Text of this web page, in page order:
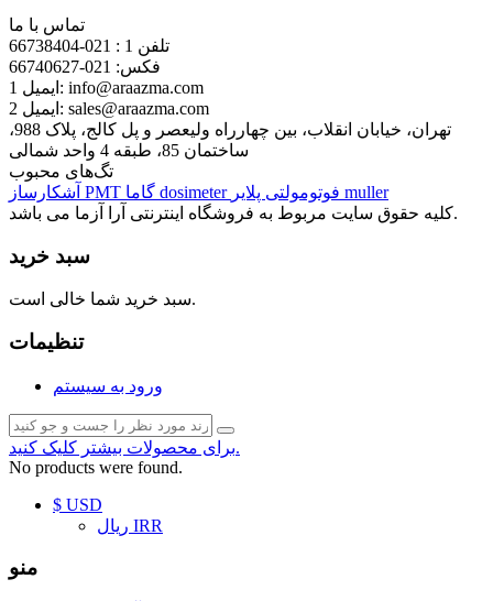
تماس با ما
تلفن 1 :
021-66738404
فکس: 021-66740627
ایمیل 1: info@araazma.com
ایمیل 2: sales@araazma.com
تهران، خیابان انقلاب، بین چهارراه ولیعصر و پل کالج، پلاک 988،
ساختمان 85، طبقه 4 واحد شمالی
تگ‌های محبوب
PMT dosimeter
muller
کلیه حقوق سایت مربوط به فروشگاه اینترنتی آرا آزما می باشد.
سبد خرید
سبد خرید شما خالی است.
تنظیمات
ورود به سیستم
برای محصولات بیشتر کلیک کنید.
No products were found.
$ USD
ریال IRR
منو